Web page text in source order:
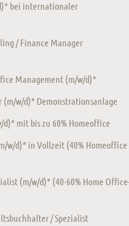
bei internationaler
/ Finance Manager
Management (m/w/d)*
w/d)* Demonstrationsanlage
mit bis zu 60% Homeoffice
w/d)* in Vollzeit (40% Homeoffice
(m/w/d)* (40-60% Home
/ Spezialist